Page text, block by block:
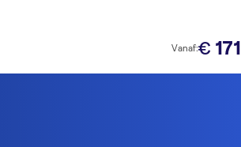
Vanaf:€ 171